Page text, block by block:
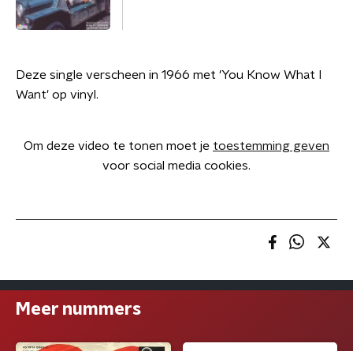
Deze single verscheen in 1966 met 'You Know What I
Want' op vinyl.
Om deze video te tonen moet je toestemming geven
voor social media cookies.
Meer nummers